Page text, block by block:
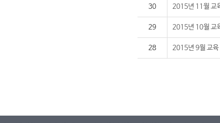
30 2015년 11월 교
29 2015년 10월 교
28 2015년 9월 교육